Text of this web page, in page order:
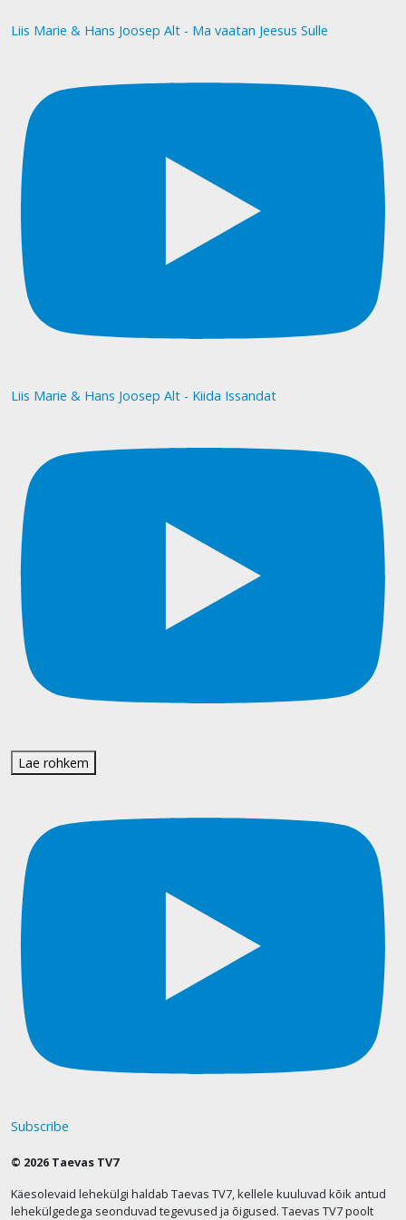
Liis Marie & Hans Joosep Alt - Ma vaatan Jeesus Sulle
Liis Marie & Hans Joosep Alt - Kiida Issandat
Lae rohkem
Subscribe
© 2026 Taevas TV7
Käesolevaid lehekülgi haldab Taevas TV7, kellele kuuluvad kõik antud
lehekülgedega seonduvad tegevused ja õigused. Taevas TV7 poolt